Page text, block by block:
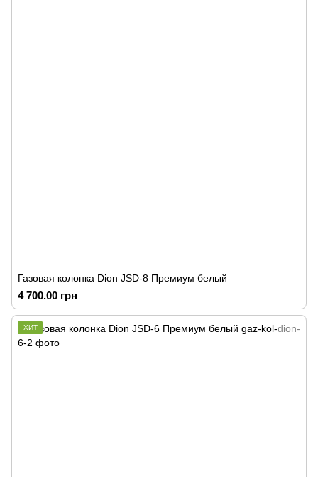
Газовая колонка Dion JSD-8 Премиум белый
4 700.00 грн
ХИТ